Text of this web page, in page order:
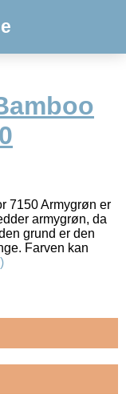
7150 Armygrøn er
armygrøn, da
grund er den
Farven kan